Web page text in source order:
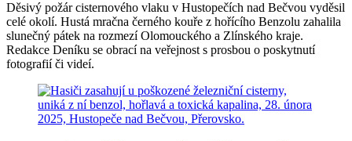
Děsivý požár cisternového vlaku v Hustopečích nad Bečvou vyděsil
celé okolí. Hustá mračna černého kouře z hořícího Benzolu zahalila
slunečný pátek na rozmezí Olomouckého a Zlínského kraje.
Redakce Deníku se obrací na veřejnost s prosbou o poskytnutí
fotografií či videí.